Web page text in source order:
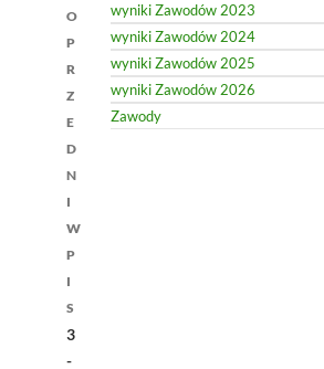
wpisu
O
P
R
Z
E
D
N
I
W
P
I
S
3
-
wyniki Zawodów 2023
wyniki Zawodów 2024
wyniki Zawodów 2025
wyniki Zawodów 2026
Zawody